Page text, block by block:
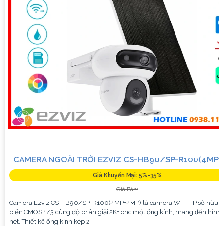
CAMERA NGOÀI TRỜI EZVIZ CS-HB90/SP-
Giá Khuyến Mại: 5%-35%
Giá Bán:
Camera Ezviz CS-HB90/SP-R100(4MP+4MP) là camera Wi-Fi IP sở
biến CMOS 1/3 cùng độ phân giải 2K+ cho một ống kính, mang đến
nét. Thiết kế ống kính kép 2